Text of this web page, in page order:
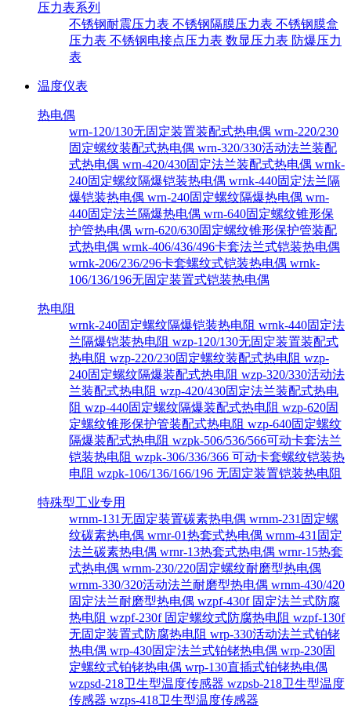
压力表系列
不锈钢耐震压力表 不锈钢隔膜压力表 不锈钢膜盒
压力表 不锈钢电接点压力表 数显压力表 防爆压力
表
温度仪表
热电偶
wrn-120/130无固定装置装配式热电偶 wrn-220/230
固定螺纹装配式热电偶 wrn-320/330活动法兰装配
式热电偶 wrn-420/430固定法兰装配式热电偶 wrnk-
240固定螺纹隔爆铠装热电偶 wrnk-440固定法兰隔
爆铠装热电偶 wrn-240固定螺纹隔爆热电偶 wrn-
440固定法兰隔爆热电偶 wrn-640固定螺纹锥形保
护管热电偶 wrn-620/630固定螺纹锥形保护管装配
式热电偶 wrnk-406/436/496卡套法兰式铠装热电偶
wrnk-206/236/296卡套螺纹式铠装热电偶 wrnk-
106/136/196无固定装置式铠装热电偶
热电阻
wrnk-240固定螺纹隔爆铠装热电阻 wrnk-440固定法
兰隔爆铠装热电阻 wzp-120/130无固定装置装配式
热电阻 wzp-220/230固定螺纹装配式热电阻 wzp-
240固定螺纹隔爆装配式热电阻 wzp-320/330活动法
兰装配式热电阻 wzp-420/430固定法兰装配式热电
阻 wzp-440固定螺纹隔爆装配式热电阻 wzp-620固
定螺纹锥形保护管装配式热电阻 wzp-640固定螺纹
隔爆装配式热电阻 wzpk-506/536/566可动卡套法兰
铠装热电阻 wzpk-306/336/366 可动卡套螺纹铠装热
电阻 wzpk-106/136/166/196 无固定装置铠装热电阻
特殊型工业专用
wrnm-131无固定装置碳素热电偶 wrnm-231固定螺
纹碳素热电偶 wrnr-01热套式热电偶 wrnm-431固定
法兰碳素热电偶 wrnr-13热套式热电偶 wrnr-15热套
式热电偶 wrnm-230/220固定螺纹耐磨型热电偶
wrnm-330/320活动法兰耐磨型热电偶 wrnm-430/420
固定法兰耐磨型热电偶 wzpf-430f 固定法兰式防腐
热电阻 wzpf-230f 固定螺纹式防腐热电阻 wzpf-130f
无固定装置式防腐热电阻 wrp-330活动法兰式铂铑
热电偶 wrp-430固定法兰式铂铑热电偶 wrp-230固
定螺纹式铂铑热电偶 wrp-130直插式铂铑热电偶
wzpsd-218卫生型温度传感器 wzpsb-218卫生型温度
传感器 wzps-418卫生型温度传感器